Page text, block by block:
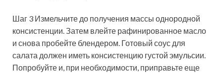
Шаг 3 Измельчите до получения массы однородной
консистенции. Затем влейте рафинированное масло
и снова пробейте блендером. Готовый соус для
салата должен иметь консистенцию густой эмульсии.
Попробуйте и, при необходимости, приправьте еще